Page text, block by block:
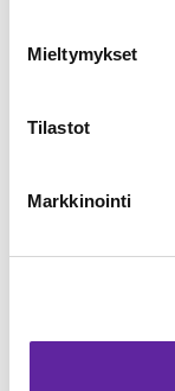
Mieltymykset
Tilastot
Markkinointi